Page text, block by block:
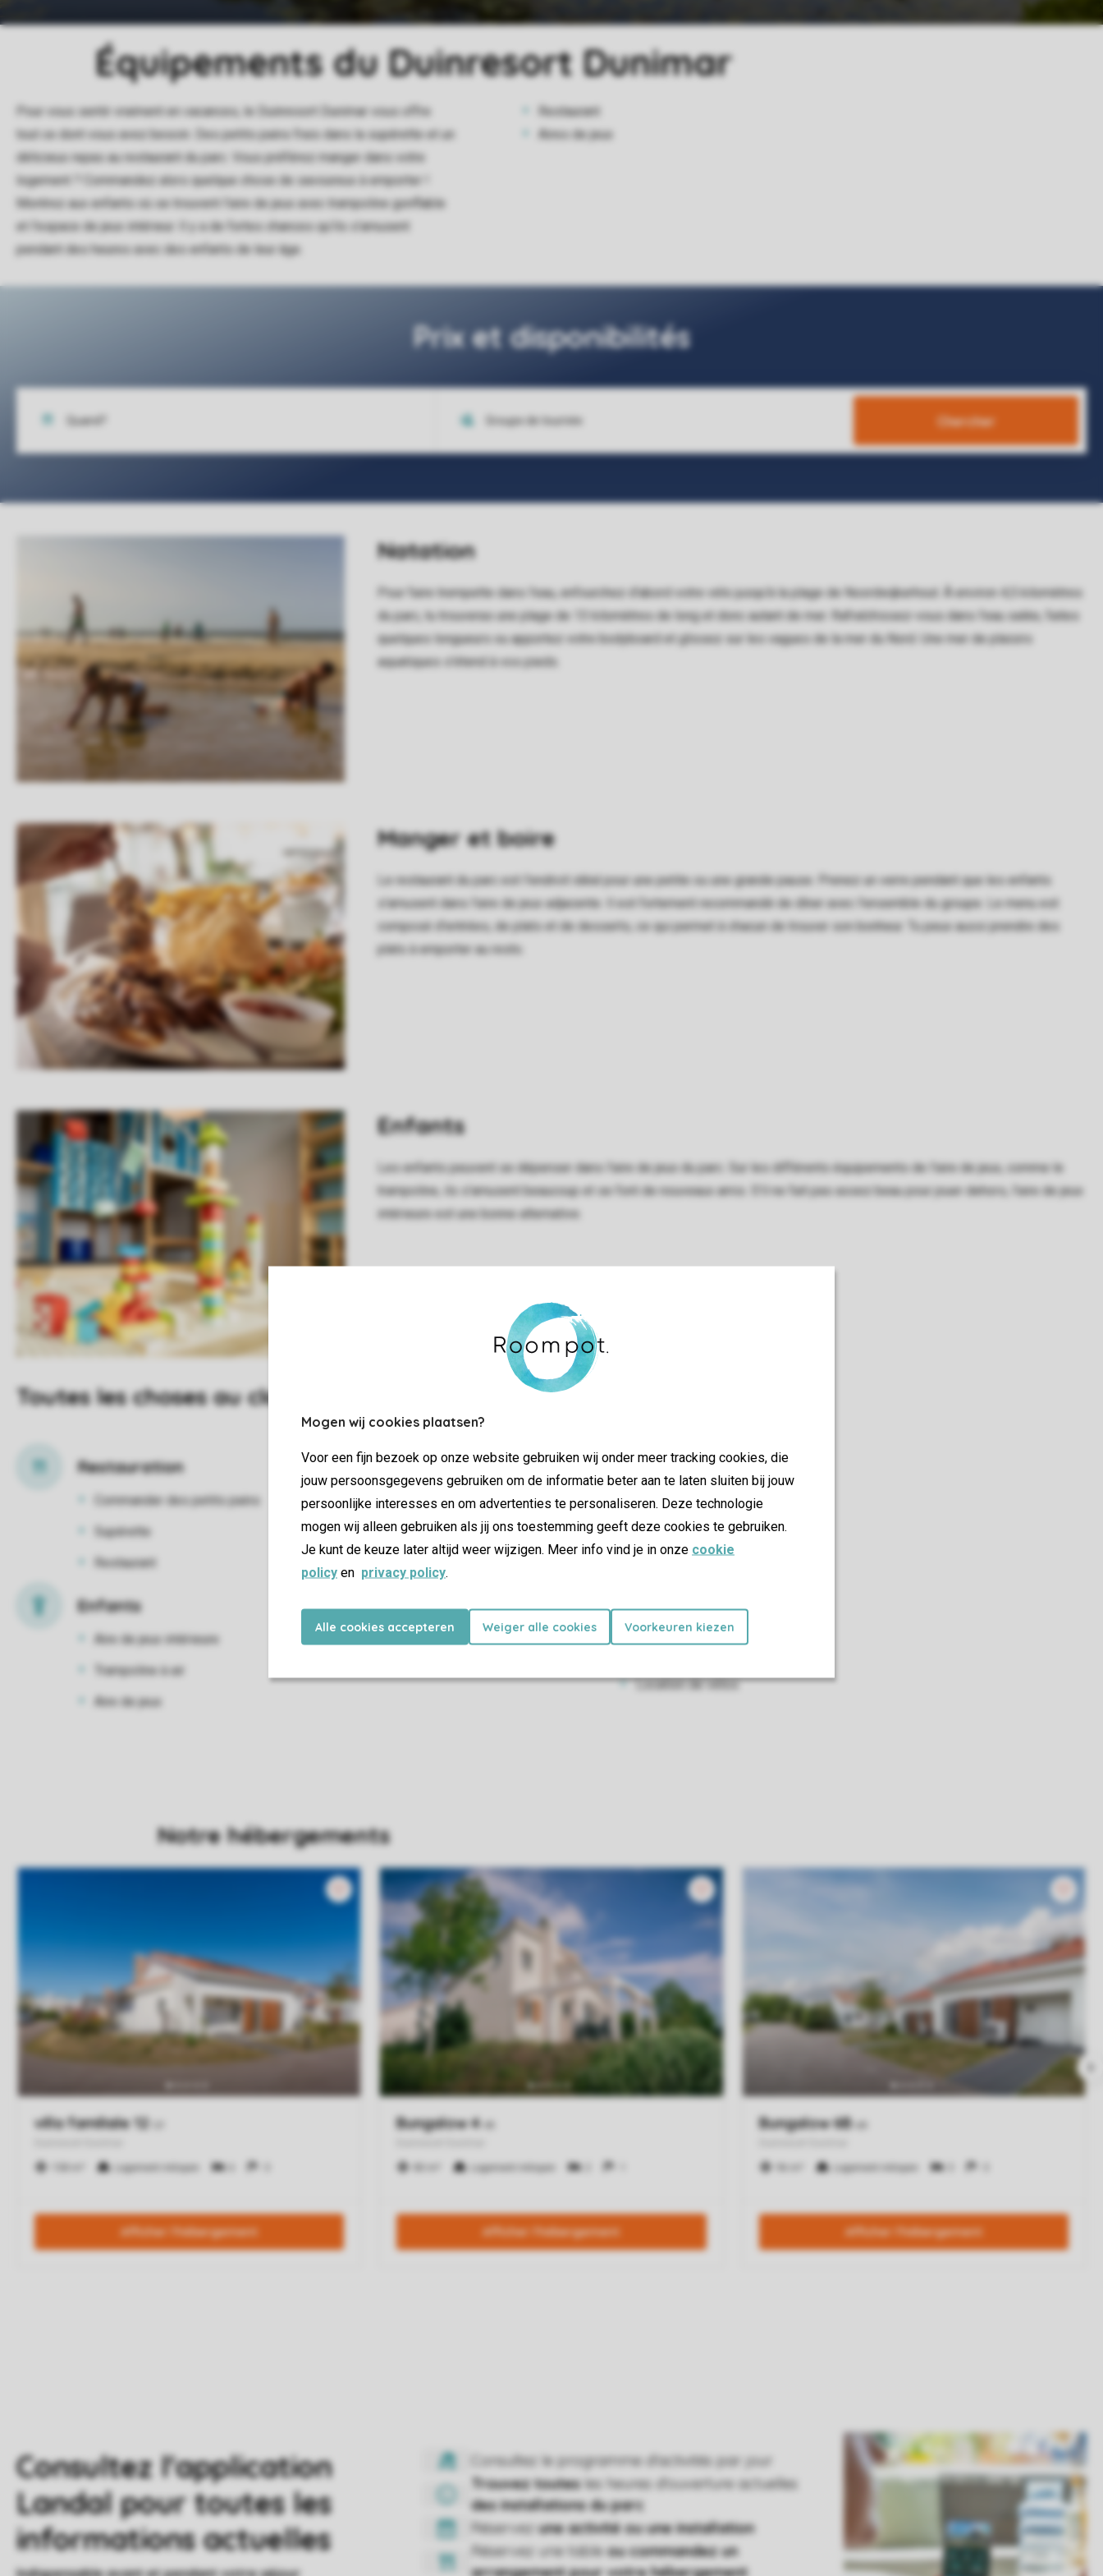
Mogen wij cookies plaatsen?
Voor een fijn bezoek op onze website gebruiken wij onder meer tracking cookies, die
jouw persoonsgegevens gebruiken om de informatie beter aan te laten sluiten bij jouw
persoonlijke interesses en om advertenties te personaliseren. Deze technologie
mogen wij alleen gebruiken als jij ons toestemming geeft deze cookies te gebruiken.
Je kunt de keuze later altijd weer wijzigen. Meer info vind je in onze cookie
policy en privacy policy.
Alle cookies accepteren Weiger alle cookies Voorkeuren kiezen
Équipements du Duinresort Dunimar
Pour vous sentir vraiment en vacances, le Duinresort Dunimar vous offre
tout ce dont vous avez besoin. Des petits pains frais dans la supérette et un
délicieux repas au restaurant du parc. Vous préférez manger dans votre
logement ? Commandez alors quelque chose de savoureux à emporter !
Montrez aux enfants où se trouvent l'aire de jeux avec trampoline gonflable
et l'espace de jeux intérieur. Il y a de fortes chances qu'ils s'amusent
pendant des heures avec des enfants de leur âge.
Restaurant
Aires de jeux
Prix et disponibilités
Chercher
Natation
Pour faire trempette dans l'eau, enfourchez d'abord votre vélo jusqu'à la plage de Noordwijkerhout. À environ 4,5 kilomètres
du parc, tu trouveras une plage de 13 kilomètres de long et donc autant de mer. Rafraîchissez-vous dans l'eau salée, faites
quelques longueurs ou apportez votre bodyboard et glissez sur les vagues de la mer du Nord. Une mer de plaisirs
aquatiques s'étend à vos pieds.
Manger et boire
Le restaurant du parc est l'endroit idéal pour une petite ou une grande pause. Prenez un verre pendant que les enfants
s'amusent dans l'aire de jeux adjacente. Il est fortement recommandé de dîner avec l'ensemble du groupe. Le menu est
composé d'entrées, de plats et de desserts, ce qui permet à chacun de trouver son bonheur. Tu peux aussi prendre des
plats à emporter au resto.
Enfants
Les enfants peuvent se dépenser dans l'aire de jeux du parc. Sur les différents équipements de l'aire de jeux, comme le
trampoline, ils s'amusent beaucoup et se font de nouveaux amis. S'il ne fait pas assez beau pour jouer dehors, l'aire de jeux
intérieure est une bonne alternative.
Toutes les choses au clair
Restauration
Commander des petits pains
Supérette
Restaurant
Enfants
Aire de jeux intérieure
Trampoline à air
Aire de jeux
Sports et jeux
Table de tennis
Sports nautiques
Location
Location de vélos